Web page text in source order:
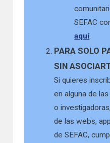
SEFAC
aquí.
PARA SOLO
SIN
Si quieres
en alguna de
o
de las webs,
de SEFAC,